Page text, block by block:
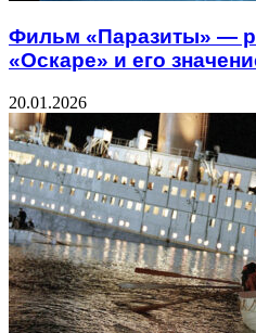
Фильм «Паразиты» —
«Оскаре» и его
20.01.2026